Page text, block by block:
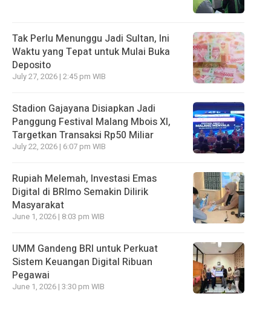
Tak Perlu Menunggu Jadi Sultan, Ini
Waktu yang Tepat untuk Mulai Buka
Deposito
July 27, 2026 | 2:45 pm WIB
Stadion Gajayana Disiapkan Jadi
Panggung Festival Malang Mbois XI,
Targetkan Transaksi Rp50 Miliar
July 22, 2026 | 6:07 pm WIB
Rupiah Melemah, Investasi Emas
Digital di BRImo Semakin Dilirik
Masyarakat
June 1, 2026 | 8:03 pm WIB
UMM Gandeng BRI untuk Perkuat
Sistem Keuangan Digital Ribuan
Pegawai
June 1, 2026 | 3:30 pm WIB